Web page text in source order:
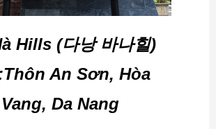
Hills (다낭 바나힐)
An Sơn, Hòa
Vang, Da Nang